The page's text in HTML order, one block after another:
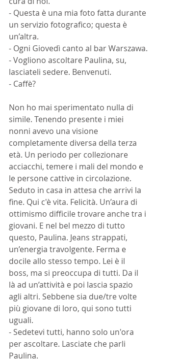
- Questa è una mia foto fatta durante
un servizio fotografico; questa è
un’altra.
- Ogni Giovedì canto al bar Warszawa.
- Vogliono ascoltare Paulina, su,
lasciateli sedere. Benvenuti.
- Caffè?
Non ho mai sperimentato nulla di
simile. Tenendo presente i miei
nonni avevo una visione
completamente diversa della terza
età. Un periodo per collezionare
acciacchi, temere i mali del mondo e
le persone cattive in circolazione.
Seduto in casa in attesa che arrivi la
fine. Qui c'è vita. Felicità. Un’aura di
ottimismo difficile trovare anche tra i
giovani. E nel bel mezzo di tutto
questo, Paulina. Jeans strappati,
un’energia travolgente. Ferma e
docile allo stesso tempo. Lei è il
boss, ma si preoccupa di tutti. Da il
là ad un’attività e poi lascia spazio
agli altri. Sebbene sia due/tre volte
più giovane di loro, qui sono tutti
uguali.
- Sedetevi tutti, hanno solo un'ora
per ascoltare. Lasciate che parli
Paulina.